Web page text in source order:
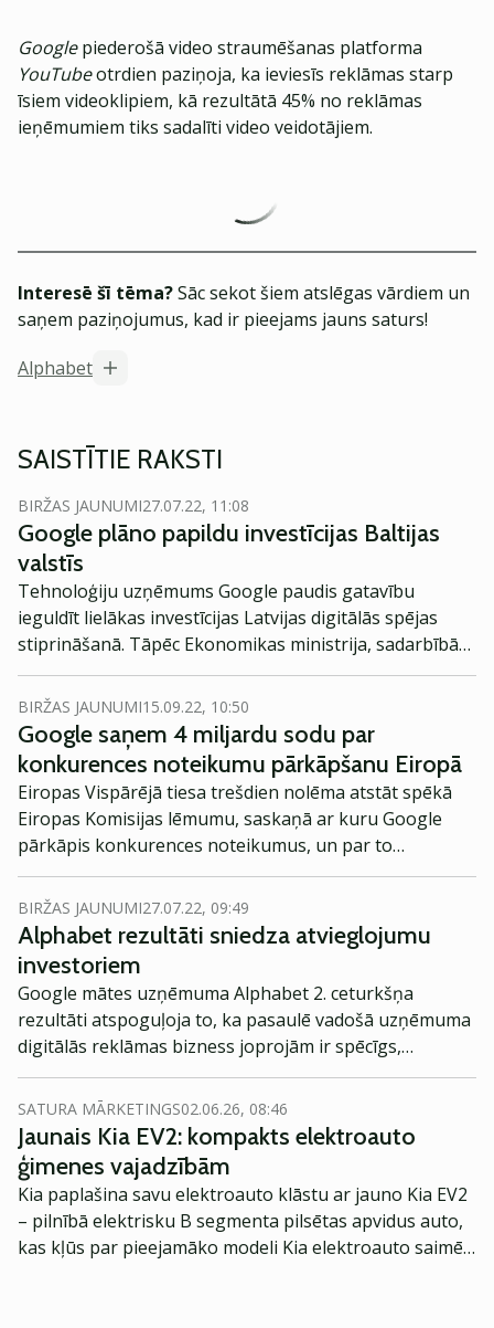
Googlepiederošā video straumēšanas platforma
YouTubeotrdien paziņoja, ka ieviesīs reklāmas starp
īsiem videoklipiem, kā rezultātā 45% no reklāmas
ieņēmumiem tiks sadalīti video veidotājiem.
Interesē šī tēma?Sāc sekot šiem atslēgas vārdiem un
saņem paziņojumus, kad ir pieejams jauns saturs!
Alphabet
SAISTĪTIE RAKSTI
BIRŽAS JAUNUMI27.07.22, 11:08
Google plāno papildu investīcijas Baltijas
valstīs
Tehnoloģiju uzņēmums Google paudis gatavību
ieguldīt lielākas investīcijas Latvijas digitālās spējas
stiprināšanā. Tāpēc Ekonomikas ministrija, sadarbībā
ar Vides aizsardzības un reģionālās attīstības
ministriju, Latvijas Investīciju un attīstības aģentūru
(LIAA) un nozares asociācijām turpina attīstīt sadarbību
ar Google vairākos Latvijas tautsaimniecībai būtiskos
virzienos, kā arī digitālo prasmju stiprināšanā un
kiberdrošības uzlabošanā, informē Ekonomikas
ministrija.
BIRŽAS JAUNUMI15.09.22, 10:50
Google saņem 4 miljardu sodu par
konkurences noteikumu pārkāpšanu Eiropā
Eiropas Vispārējā tiesa trešdien nolēma atstāt spēkā
Eiropas Komisijas lēmumu, saskaņā ar kuru Google
pārkāpis konkurences noteikumus, un par to
uzņēmumam piemērots rekordliels naudassods 4.1
mljrd. eiro apmērā, vēsta Reuters.
BIRŽAS JAUNUMI27.07.22, 09:49
Alphabet rezultāti sniedza atvieglojumu
investoriem
Google mātes uzņēmuma Alphabet 2. ceturkšņa
rezultāti atspoguļoja to, ka pasaulē vadošā uzņēmuma
digitālās reklāmas bizness joprojām ir spēcīgs,
neskatoties uz ekonomikas atdzišanu, ziņo Reuters.
SATURA MĀRKETINGS02.06.26, 08:46
Jaunais Kia EV2: kompakts elektroauto
ģimenes vajadzībām
Kia paplašina savu elektroauto klāstu ar jauno Kia EV2
– pilnībā elektrisku B segmenta pilsētas apvidus auto,
kas kļūs par pieejamāko modeli Kia elektroauto saimē